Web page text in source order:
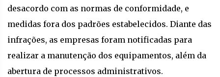
desacordo com as normas de conformidade, e
medidas fora dos padrões estabelecidos. Diante das
infrações, as empresas foram notificadas para
realizar a manutenção dos equipamentos, além da
abertura de processos administrativos.